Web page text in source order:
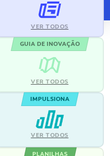
VER TODOS
GUIA DE INOVAÇÃO
VER TODOS
IMPULSIONA
VER TODOS
PLANILHAS